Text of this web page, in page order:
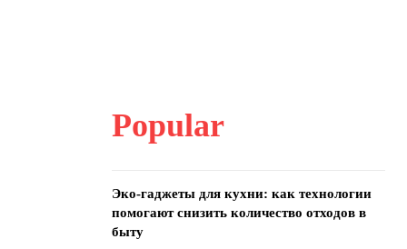
Popular
Эко-гаджеты для кухни: как технологии
помогают снизить количество отходов в
быту